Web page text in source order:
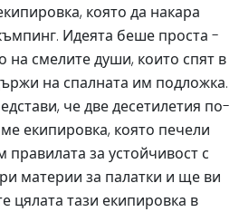
която да накара
Идеята беше проста -
на смелите души, които спят в
на спалната им подложка.
че две десетилетия по-
екипировка, която печели
за устойчивост с
материи за палатки и ще ви
цялата тази екипировка в